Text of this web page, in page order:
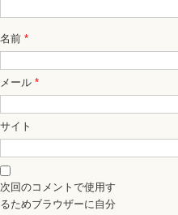
名前 *
メール *
サイト
次回のコメントで使用す
るためブラウザーに自分